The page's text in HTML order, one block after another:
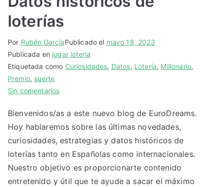
loterías
Por Rubén GarcíaPublicado el mayo 18, 2023
Publicada en jugar loteria
Etiquetada como Curiosidades, Datos, Lotería, Millonario,
Premio, suerte
Sin comentariosen
históricos
de
loterías
Bienvenidos/as a este nuevo blog de EuroDreams.
Hoy hablaremos sobre las últimas novedades,
curiosidades, estrategias y datos históricos de
loterías tanto en Españolas como internacionales.
Nuestro objetivo es proporcionarte contenido
entretenido y útil que te ayude a sacar el máximo